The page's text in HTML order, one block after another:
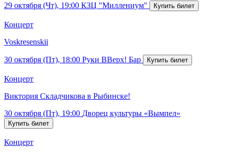
29 октября (Чт), 19:00 КЗЦ "Миллениум"
Концерт
Voskresenskii
30 октября (Пт), 18:00 Руки ВВерх! Бар
Концерт
Виктория Складчикова в Рыбинске!
30 октября (Пт), 19:00 Дворец культуры «Вымпел»
Концерт